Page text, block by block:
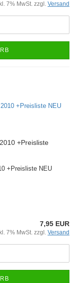
7% MwSt. zzgl. Versand
+Preisliste
+Preisliste NEU
7,95 EUR
7% MwSt. zzgl. Versand